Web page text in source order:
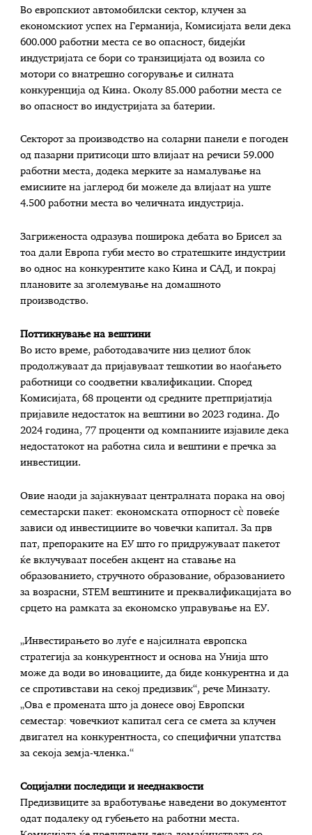
Во европскиот автомобилски сектор, клучен за
економскиот успех на Германија, Комисијата вели дека
600.000 работни места се во опасност, бидејќи
индустријата се бори со транзицијата од возила со
мотори со внатрешно согорување и силната
конкуренција од Кина. Околу 85.000 работни места се
во опасност во индустријата за батерии.
Секторот за производство на соларни панели е погоден
од пазарни притисоци што влијаат на речиси 59.000
работни места, додека мерките за намалување на
емисиите на јаглерод би можеле да влијаат на уште
4.500 работни места во челичната индустрија.
Загриженоста одразува поширока дебата во Брисел за
тоа дали Европа губи место во стратешките индустрии
во однос на конкурентите како Кина и САД, и покрај
плановите за зголемување на домашното
производство.
Поттикнување на вештини
Во исто време, работодавачите низ целиот блок
продолжуваат да пријавуваат тешкотии во наоѓањето
работници со соодветни квалификации. Според
Комисијата, 68 проценти од средните претпријатија
пријавиле недостаток на вештини во 2023 година. До
2024 година, 77 проценти од компаниите изјавиле дека
недостатокот на работна сила и вештини е пречка за
инвестиции.
Овие наоди ја зајакнуваат централната порака на овој
семестарски пакет: економската отпорност сè повеќе
зависи од инвестициите во човечки капитал. За прв
пат, препораките на ЕУ што го придружуваат пакетот
ќе вклучуваат посебен акцент на ставање на
образованието, стручното образование, образованието
за возрасни, STEM вештините и преквалификацијата во
срцето на рамката за економско управување на ЕУ.
„Инвестирањето во луѓе е најсилната европска
стратегија за конкурентност и основа на Унија што
може да води во иновациите, да биде конкурентна и да
се спротивстави на секој предизвик“, рече Минзату.
„Ова е промената што ја донесе овој Европски
семестар: човечкиот капитал сега се смета за клучен
двигател на конкурентноста, со специфични упатства
за секоја земја-членка.“
Социјални последици и нееднаквости
Предизвиците за вработување наведени во документот
одат подалеку од губењето на работни места.